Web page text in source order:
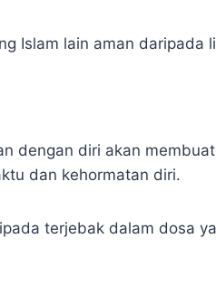
Islam lain aman daripada
dengan diri akan
dan kehormatan diri.
terjebak dalam dosa